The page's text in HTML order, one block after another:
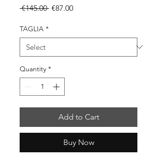
€145.00 Regular
€87.00Sale
TAGLIA *
Quantity *
Add to Cart
Buy Now